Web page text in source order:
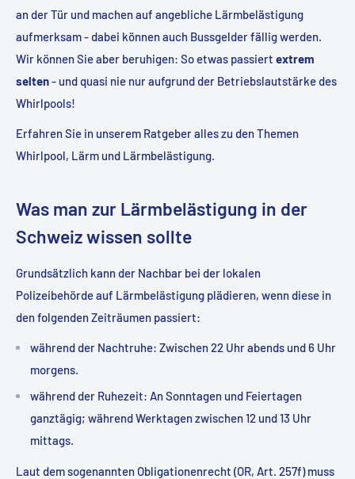
an der Tür und machen auf angebliche Lärmbelästigung
aufmerksam - dabei können auch Bussgelder fällig werden.
Wir können Sie aber beruhigen: So etwas passiert extrem
selten- und quasi nie nur aufgrund der Betriebslautstärke des
Whirlpools!
Erfahren Sie in unserem Ratgeber alles zu den Themen
Whirlpool, Lärm und Lärmbelästigung.
Was man zur Lärmbelästigung in der
Schweiz wissen sollte
Grundsätzlich kann der Nachbar bei der lokalen
Polizeibehörde auf Lärmbelästigung plädieren, wenn diese in
den folgenden Zeiträumen passiert:
während der Nachtruhe: Zwischen 22 Uhr abends und 6 Uhr
morgens.
während der Ruhezeit: An Sonntagen und Feiertagen
ganztägig; während Werktagen zwischen 12 und 13 Uhr
mittags.
Laut dem sogenannten Obligationenrecht (OR, Art. 257f) muss